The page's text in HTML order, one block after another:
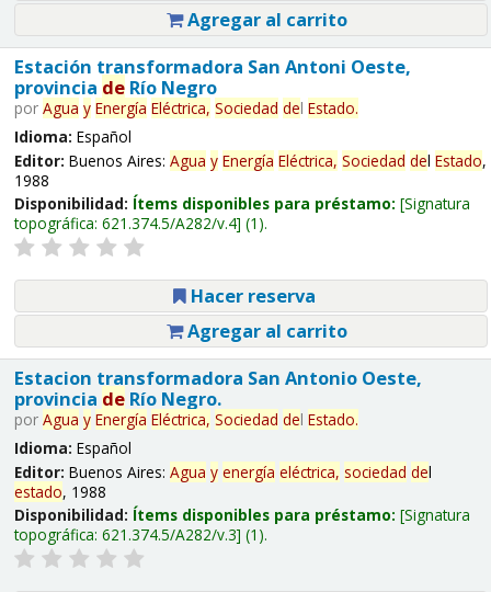
Agregar al carrito
Estación transformadora San Antoni Oeste,
provincia deRío Negro
por Agua y Energía Eléctrica, Sociedad del Estado.
Idioma: Español
Editor: Buenos Aires: Agua y Energía Eléctrica, Sociedad del Estado,
1988
Disponibilidad: Ítems disponibles para préstamo: Signatura
topográfica: 621.374.5/A282/v.4 (1).
Hacer reserva
Agregar al carrito
Estacion transformadora San Antonio Oeste,
provincia deRío Negro.
por Agua y Energía Eléctrica, Sociedad del Estado.
Idioma: Español
Editor: Buenos Aires: Agua y energía eléctrica, sociedad del
estado, 1988
Disponibilidad: Ítems disponibles para préstamo: Signatura
topográfica: 621.374.5/A282/v.3 (1).